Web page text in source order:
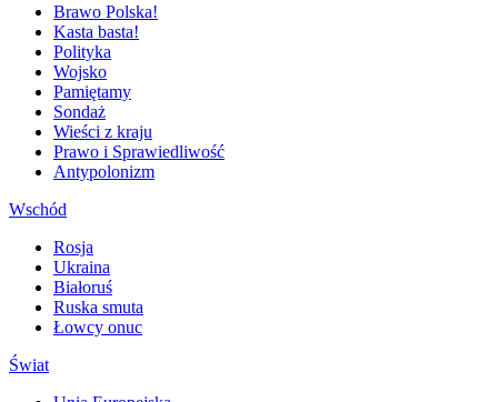
Brawo Polska!
Kasta basta!
Polityka
Wojsko
Pamiętamy
Sondaż
Wieści z kraju
Prawo i Sprawiedliwość
Antypolonizm
Wschód
Rosja
Ukraina
Białoruś
Ruska smuta
Łowcy onuc
Świat